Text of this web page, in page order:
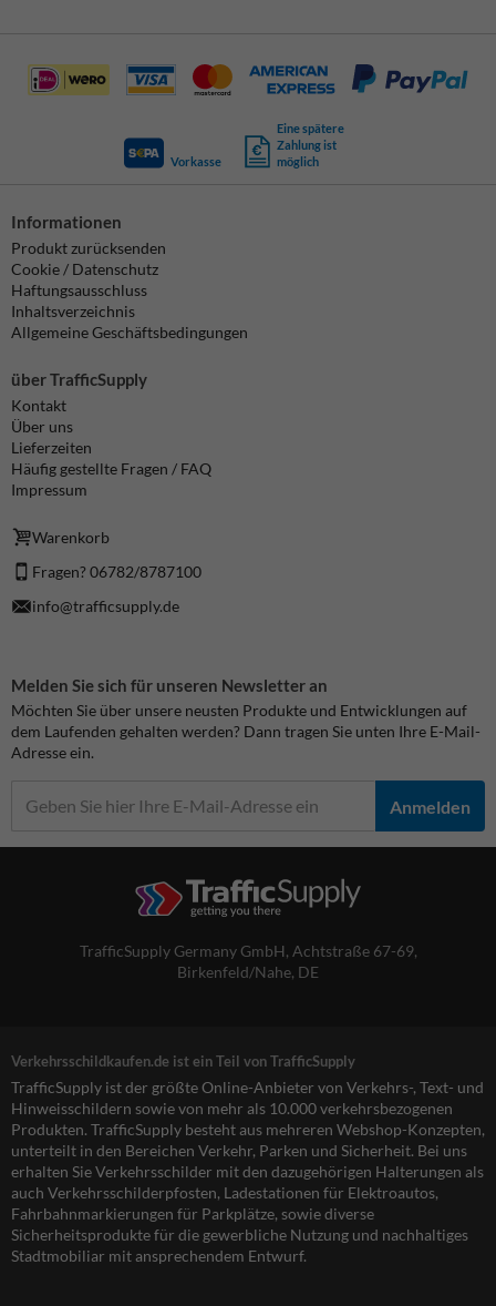
Vorkasse
Eine spätere
Zahlung ist
möglich
Informationen
Produkt zurücksenden
Cookie / Datenschutz
Haftungsausschluss
Inhaltsverzeichnis
Allgemeine Geschäftsbedingungen
über TrafficSupply
Kontakt
Über uns
Lieferzeiten
Häufig gestellte Fragen / FAQ
Impressum
Warenkorb
Fragen? 06782/8787100
info@trafficsupply.de
Melden Sie sich für unseren Newsletter an
Möchten Sie über unsere neusten Produkte und Entwicklungen auf
dem Laufenden gehalten werden? Dann tragen Sie unten Ihre E-Mail-
Adresse ein.
Anmelden
TrafficSupply Germany GmbH, Achtstraße 67-69,
Birkenfeld/Nahe, DE
Verkehrsschildkaufen.de ist ein Teil von TrafficSupply
TrafficSupply ist der größte Online-Anbieter von Verkehrs-, Text- und
Hinweisschildern sowie von mehr als 10.000 verkehrsbezogenen
Produkten. TrafficSupply besteht aus mehreren Webshop-Konzepten,
unterteilt in den Bereichen Verkehr, Parken und Sicherheit. Bei uns
erhalten Sie Verkehrsschilder mit den dazugehörigen Halterungen als
auch Verkehrsschilderpfosten, Ladestationen für Elektroautos,
Fahrbahnmarkierungen für Parkplätze, sowie diverse
Sicherheitsprodukte für die gewerbliche Nutzung und nachhaltiges
Stadtmobiliar mit ansprechendem Entwurf.